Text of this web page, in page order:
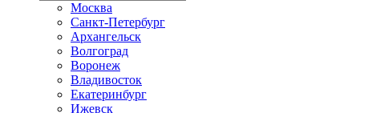
Москва
Санкт-Петербург
Архангельск
Волгоград
Воронеж
Владивосток
Екатеринбург
Ижевск